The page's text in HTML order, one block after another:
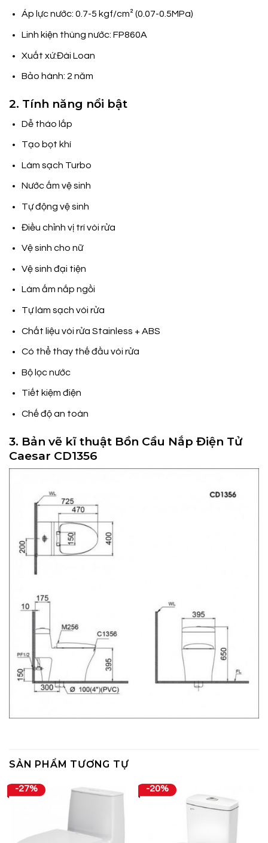
Áp lực nước: 0.7-5 kgf/cm² (0.07-0.5MPa)
Linh kiện thùng nước: FP860A
Xuất xứ:Đài Loan
Bảo hành: 2 năm
2. Tính năng nổi bật
Dễ tháo lắp
Tạo bọt khí
Làm sạch Turbo
Nước ấm vệ sinh
Tự động vệ sinh
Điều chỉnh vị trí vòi rửa
Vệ sinh cho nữ
Vệ sinh đại tiện
Làm ấm nắp ngồi
Tự làm sạch vòi rửa
Chất liệu vòi rửa Stainless + ABS
Có thể thay thế đầu vòi rửa
Bộ lọc nước
Tiết kiệm điện
Chế độ an toàn
3. Bản vẽ kĩ thuật Bồn Cầu Nắp Điện Tử
Caesar CD1356
SẢN PHẨM TƯƠNG TỰ
-27% -20%